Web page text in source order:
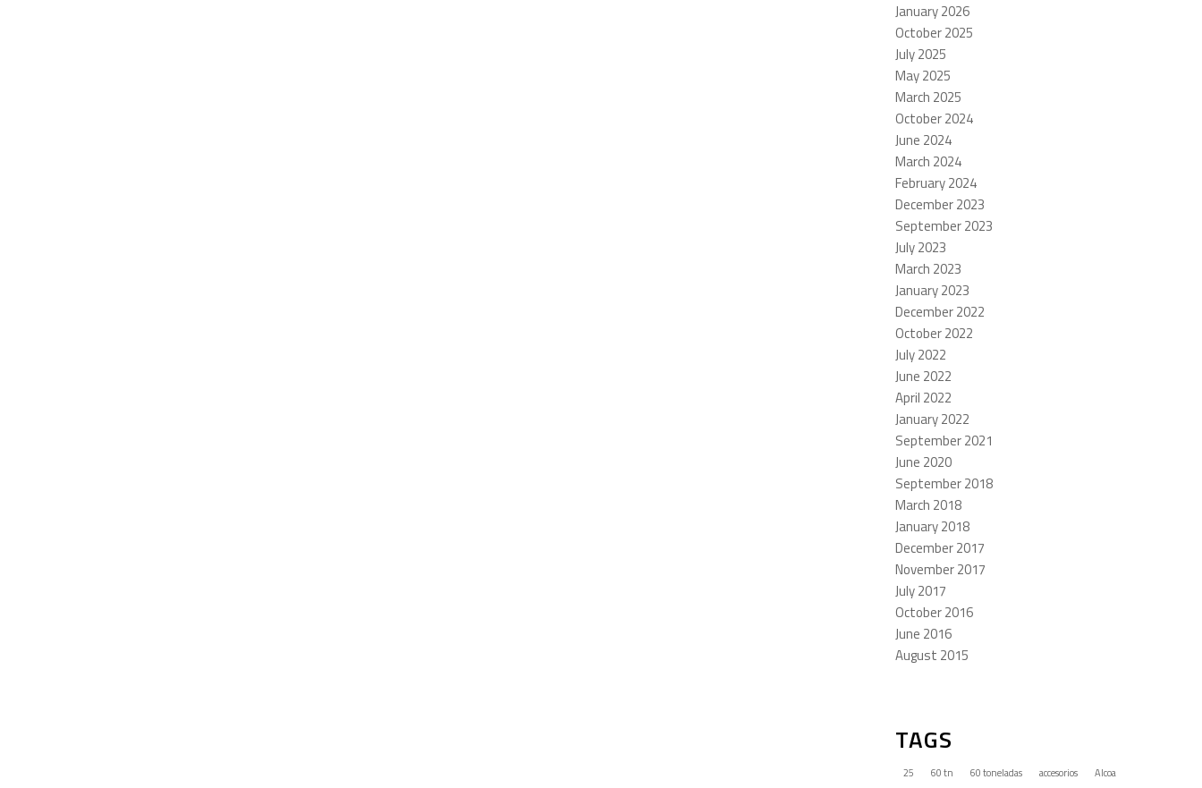
January 2026
October 2025
July 2025
May 2025
March 2025
October 2024
June 2024
March 2024
February 2024
December 2023
September 2023
July 2023
March 2023
January 2023
December 2022
October 2022
July 2022
June 2022
April 2022
January 2022
September 2021
June 2020
September 2018
March 2018
January 2018
December 2017
November 2017
July 2017
October 2016
June 2016
August 2015
TAGS
25 60 tn 60 toneladas accesorios
Alcoa